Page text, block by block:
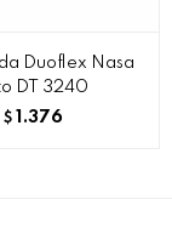
Duoflex Nasa
DT 3240
$ 1.376